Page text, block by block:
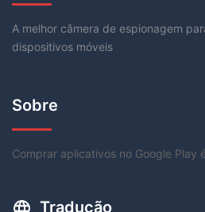
A melhor câmera de espionagem
dispositivos móveis
Sobre
Comprar aplicativos no Google Play
Tradução